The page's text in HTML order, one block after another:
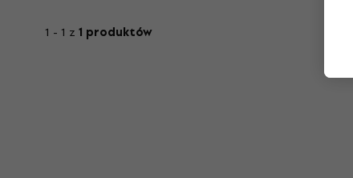
1 - 1 z 1 produktów